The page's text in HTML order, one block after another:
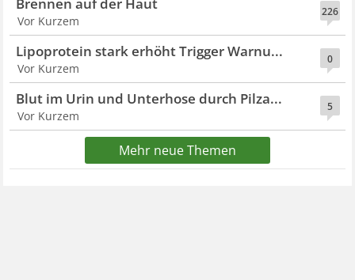
226
Vor Kurzem
0
Lipoprotein stark erhöht Trigger Warnu...
Vor Kurzem
5
Blut im Urin und Unterhose durch Pilza...
Vor Kurzem
Mehr neue Themen